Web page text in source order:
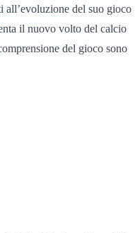
all’evoluzione del suo gioco
il nuovo volto del calcio
del gioco sono